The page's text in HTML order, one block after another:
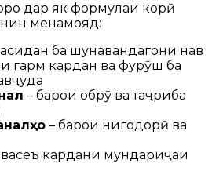
дар як формулаи корӣ
менамояд:
ба шунавандагони нав
гарм кардан ва фурӯш ба
– барои обрӯ ва таҷриба
– барои нигоҳдорӣ ва
кардани мундариҷаи